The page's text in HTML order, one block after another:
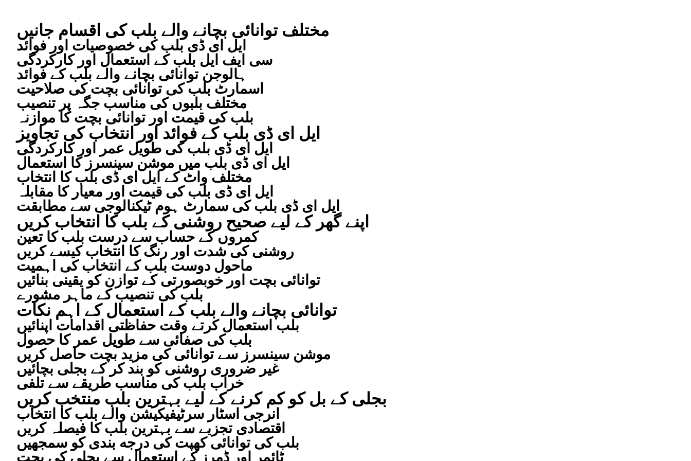
مختلف توانائی بچانے والے بلب کی اقسام جانیں
ایل ای ڈی بلب کی خصوصیات اور فوائد
سی ایف ایل بلب کے استعمال اور کارکردگی
ہالوجن توانائی بچانے والے بلب کے فوائد
اسمارٹ بلب کی توانائی بچت کی صلاحیت
مختلف بلبوں کی مناسب جگہ پر تنصیب
بلب کی قیمت اور توانائی بچت کا موازنہ
ایل ای ڈی بلب کے فوائد اور انتخاب کی تجاویز
ایل ای ڈی بلب کی طویل عمر اور کارکردگی
ایل ای ڈی بلب میں موشن سینسرز کا استعمال
مختلف واٹ کے ایل ای ڈی بلب کا انتخاب
ایل ای ڈی بلب کی قیمت اور معیار کا مقابلہ
ایل ای ڈی بلب کی سمارٹ ہوم ٹیکنالوجی سے مطابقت
اپنے گھر کے لیے صحیح روشنی کے بلب کا انتخاب کریں
کمروں کے حساب سے درست بلب کا تعین
روشنی کی شدت اور رنگ کا انتخاب کیسے کریں
ماحول دوست بلب کے انتخاب کی اہمیت
توانائی بچت اور خوبصورتی کے توازن کو یقینی بنائیں
بلب کی تنصیب کے ماہر مشورے
توانائی بچانے والے بلب کے استعمال کے اہم نکات
بلب استعمال کرتے وقت حفاظتی اقدامات اپنائیں
بلب کی صفائی سے طویل عمر کا حصول
موشن سینسرز سے توانائی کی مزید بچت حاصل کریں
غیر ضروری روشنی کو بند کر کے بجلی بچائیں
خراب بلب کی مناسب طریقے سے تلفی
بجلی کے بل کو کم کرنے کے لیے بہترین بلب منتخب کریں
انرجی اسٹار سرٹیفیکیشن والے بلب کا انتخاب
اقتصادی تجزیے سے بہترین بلب کا فیصلہ کریں
بلب کی توانائی کھپت کی درجه بندی کو سمجھیں
ٹائمر اور ڈمرز کے استعمال سے بجلی کی بچت